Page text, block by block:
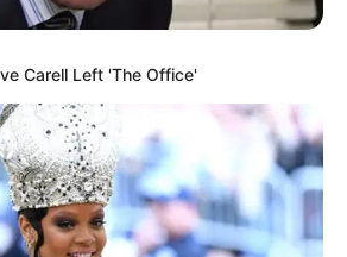
Carell Left 'The Office'